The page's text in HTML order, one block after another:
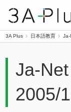
3A Plus 日本語教育
Ja-
2005/